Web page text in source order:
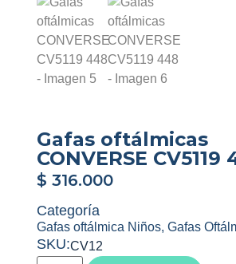
Gafas oftálmicas
CONVERSE CV5119
$ 316.000
Categoría
Gafas oftálmica Niños, Gafas
SKU:CV12